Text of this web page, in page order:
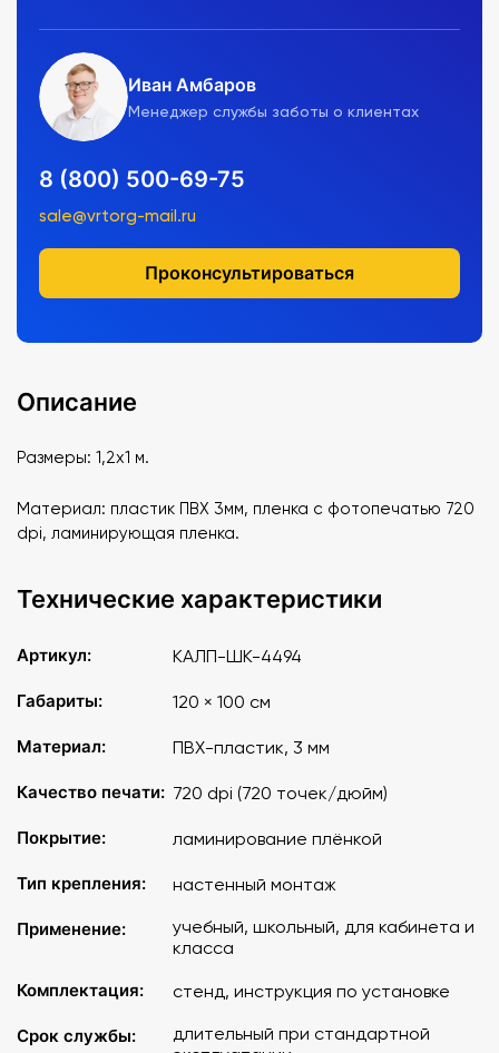
Иван Амбаров
Менеджер службы заботы о клиентах
8 (800) 500-69-75
sale@vrtorg-mail.ru
Проконсультироваться
Описание
Размеры: 1,2х1 м.
Материал: пластик ПВХ 3мм, пленка с фотопечатью 720
dpi, ламинирующая пленка.
Технические характеристики
Артикул: КАЛП-ШК-4494
Габариты: 120 × 100 см
Материал: ПВХ-пластик, 3 мм
Качество печати: 720 dpi (720 точек/дюйм)
Покрытие: ламинирование плёнкой
Тип крепления: настенный монтаж
Применение:
учебный, школьный, для кабинета и
класса
Комплектация:
стенд, инструкция по установке
Срок службы:
длительный при стандартной